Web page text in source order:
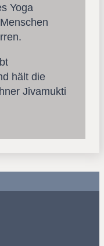
Yoga
Menschen
hält die
Jivamukti